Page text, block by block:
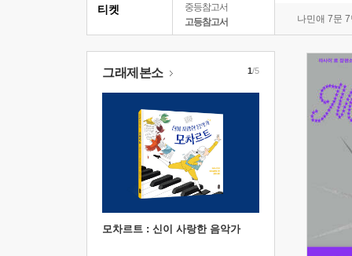
중등참고서
고등참고서
나민애 7문
티켓
그래제본소
모차르트 : 신이 사랑한 음악가
1/5